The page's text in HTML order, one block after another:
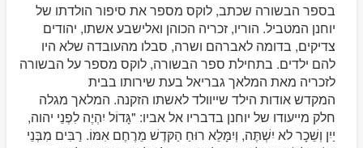
בספר הבשורה שכתב, לוקס מספר את סיפור הולדתו של
יוחנן המטביל. הוריו, זכריה הכוהן ואלישבע אשתו, יהודים
צדיקים, בדומה לאברהם ושרה, סבלו מהעובדה שלא היו
להם ילדים. בתחילת ספר הבשורה, לוקס מספר על הבשורה
לזכריה מאת המלאך גבריאל בעת שירותו בבית
המקדש אודות הילד שייוולד לאשתו הזקנה. המלאך מגלה
חלק מייעודו של יוחנן בדבריו אל אביו: "גָּדוֹל יִהְיֶה לִפְנֵי יהוה,
יַיִן וְשֵׁכָר לא יִשְׁתֶּה, וְיִמָּלֵא רוּחַ הַקּדֶשׁ מֵרֶחֶם אִמּוֹ. רַבִּים מִבְּנֵי